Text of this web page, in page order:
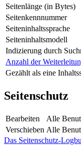
Seitenlänge (in Bytes)
Seitenkennnummer
Seiteninhaltssprache
Seiteninhaltsmodell
Indizierung durch
Anzahl der
Gezählt als eine
Seitenschutz
Bearbeiten
Alle
Verschieben Alle
Das Seitenschutz-